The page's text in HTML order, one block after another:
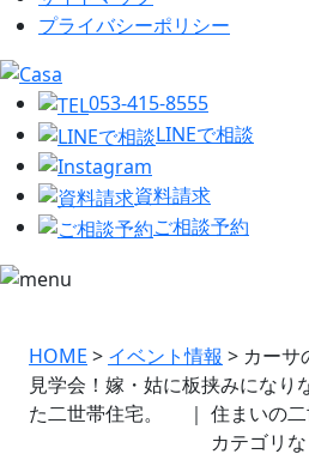
プライバシーポリシー
053-415-8555
LINEで相談
資料請求
ご相談予約
HOME > イベント情報 > カーサ
見学会！嫁・姑に板挟みになり
た二世帯住宅。 ｜ 住まいの二
カテゴリ